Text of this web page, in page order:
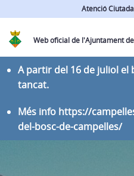
Atenció
Web oficial de l'Ajuntament
A partir del 16 de juliol el
tancat.
Més info https://
del-bosc-de-campelles/